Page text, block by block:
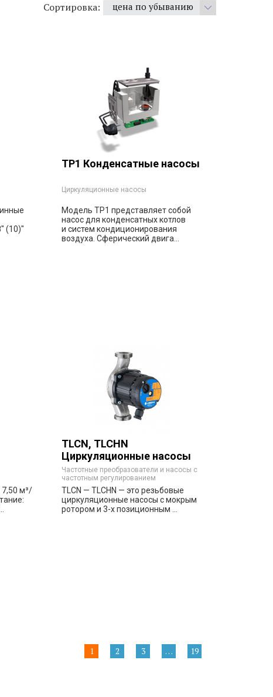
Сортировка: цена по убыванию
(10)"
TP1 Конденсатные насосы
Циркуляционные насосы
Модель TP1 представляет собой
насос для конденсатных котлов
и систем кондиционирования
воздуха. Сферический двига...
7,50 м³/
TLCN, TLCHN
Циркуляционные насосы
для ГВС из нержавеющей
стали
Частотные преобразователи и насосы с
частотным регулированием
TLCN — TLCHN — это резьбовые
циркуляционные насосы с мокрым
ротором и 3-х позиционным ...
1 2 3 … 19